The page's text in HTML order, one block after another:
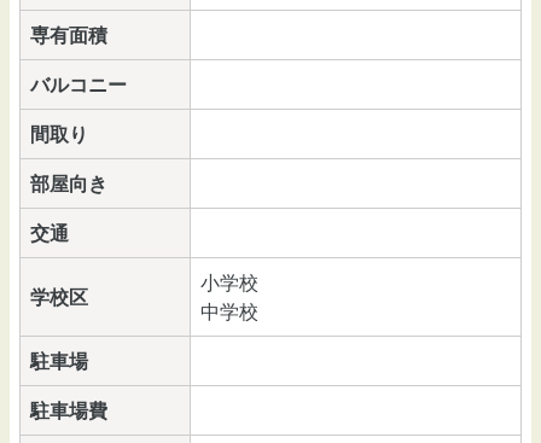
専有面積
バルコニー
間取り
部屋向き
交通
学校区
小学校
中学校
駐車場
駐車場費